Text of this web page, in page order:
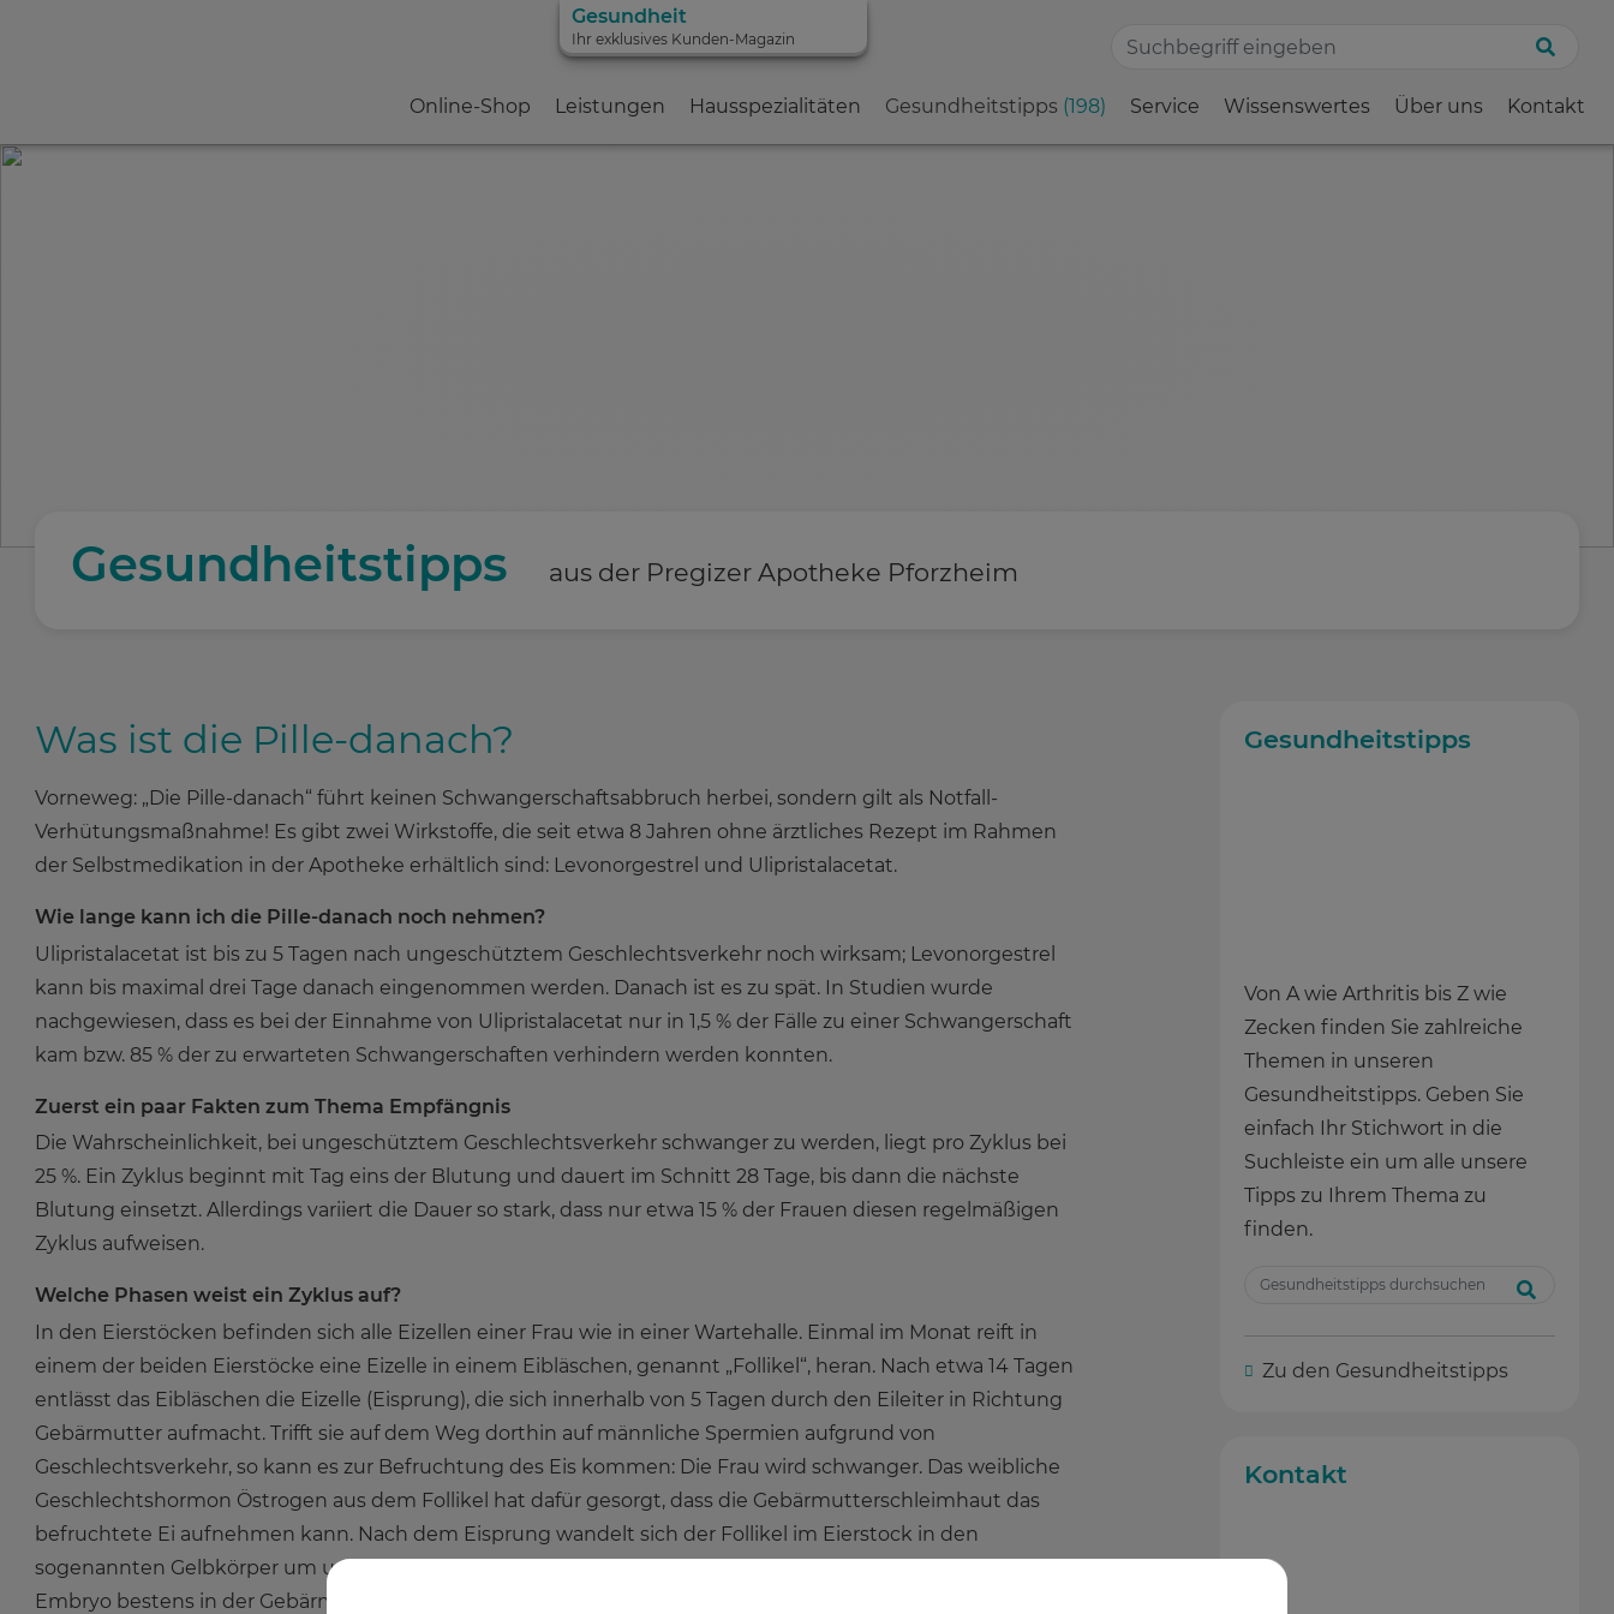
Gesundheit
Ihr exklusives Kunden-Magazin
Online-Shop Leistungen Hausspezialitäten Gesundheitstipps (198) Service Wissenswertes Über uns Kontakt
Gesundheitstipps aus der Pregizer Apotheke Pforzheim
Was ist die Pille-danach?
Vorneweg: „Die Pille-danach“ führt keinen Schwangerschaftsabbruch herbei, sondern gilt als Notfall-
Verhütungsmaßnahme! Es gibt zwei Wirkstoffe, die seit etwa 8 Jahren ohne ärztliches Rezept im Rahmen
der Selbstmedikation in der Apotheke erhältlich sind: Levonorgestrel und Ulipristalacetat.
Wie lange kann ich die Pille-danach noch nehmen?
Ulipristalacetat ist bis zu 5 Tagen nach ungeschütztem Geschlechtsverkehr noch wirksam; Levonorgestrel
kann bis maximal drei Tage danach eingenommen werden. Danach ist es zu spät. In Studien wurde
nachgewiesen, dass es bei der Einnahme von Ulipristalacetat nur in 1,5 % der Fälle zu einer Schwangerschaft
kam bzw. 85 % der zu erwarteten Schwangerschaften verhindern werden konnten.
Zuerst ein paar Fakten zum Thema Empfängnis
Die Wahrscheinlichkeit, bei ungeschütztem Geschlechtsverkehr schwanger zu werden, liegt pro Zyklus bei
25 %. Ein Zyklus beginnt mit Tag eins der Blutung und dauert im Schnitt 28 Tage, bis dann die nächste
Blutung einsetzt. Allerdings variiert die Dauer so stark, dass nur etwa 15 % der Frauen diesen regelmäßigen
Zyklus aufweisen.
Welche Phasen weist ein Zyklus auf?
In den Eierstöcken befinden sich alle Eizellen einer Frau wie in einer Wartehalle. Einmal im Monat reift in
einem der beiden Eierstöcke eine Eizelle in einem Eibläschen, genannt „Follikel“, heran. Nach etwa 14 Tagen
entlässt das Eibläschen die Eizelle (Eisprung), die sich innerhalb von 5 Tagen durch den Eileiter in Richtung
Gebärmutter aufmacht. Trifft sie auf dem Weg dorthin auf männliche Spermien aufgrund von
Geschlechtsverkehr, so kann es zur Befruchtung des Eis kommen: Die Frau wird schwanger. Das weibliche
Geschlechtshormon Östrogen aus dem Follikel hat dafür gesorgt, dass die Gebärmutterschleimhaut das
befruchtete Ei aufnehmen kann. Nach dem Eisprung wandelt sich der Follikel im Eierstock in den
sogenannten Gelbkörper um und produziert nun das Hormon Progesteron. Dieses sorgt dafür, dass der
Embryo bestens in der Gebärmutter untergebracht wird. Daraufhin sondert der Embryo das
Gesundheitstipps
Von A wie Arthritis bis Z wie
Zecken finden Sie zahlreiche
Themen in unseren
Gesundheitstipps. Geben Sie
einfach Ihr Stichwort in die
Suchleiste ein um alle unsere
Tipps zu Ihrem Thema zu
finden.
Zu den Gesundheitstipps
Kontakt